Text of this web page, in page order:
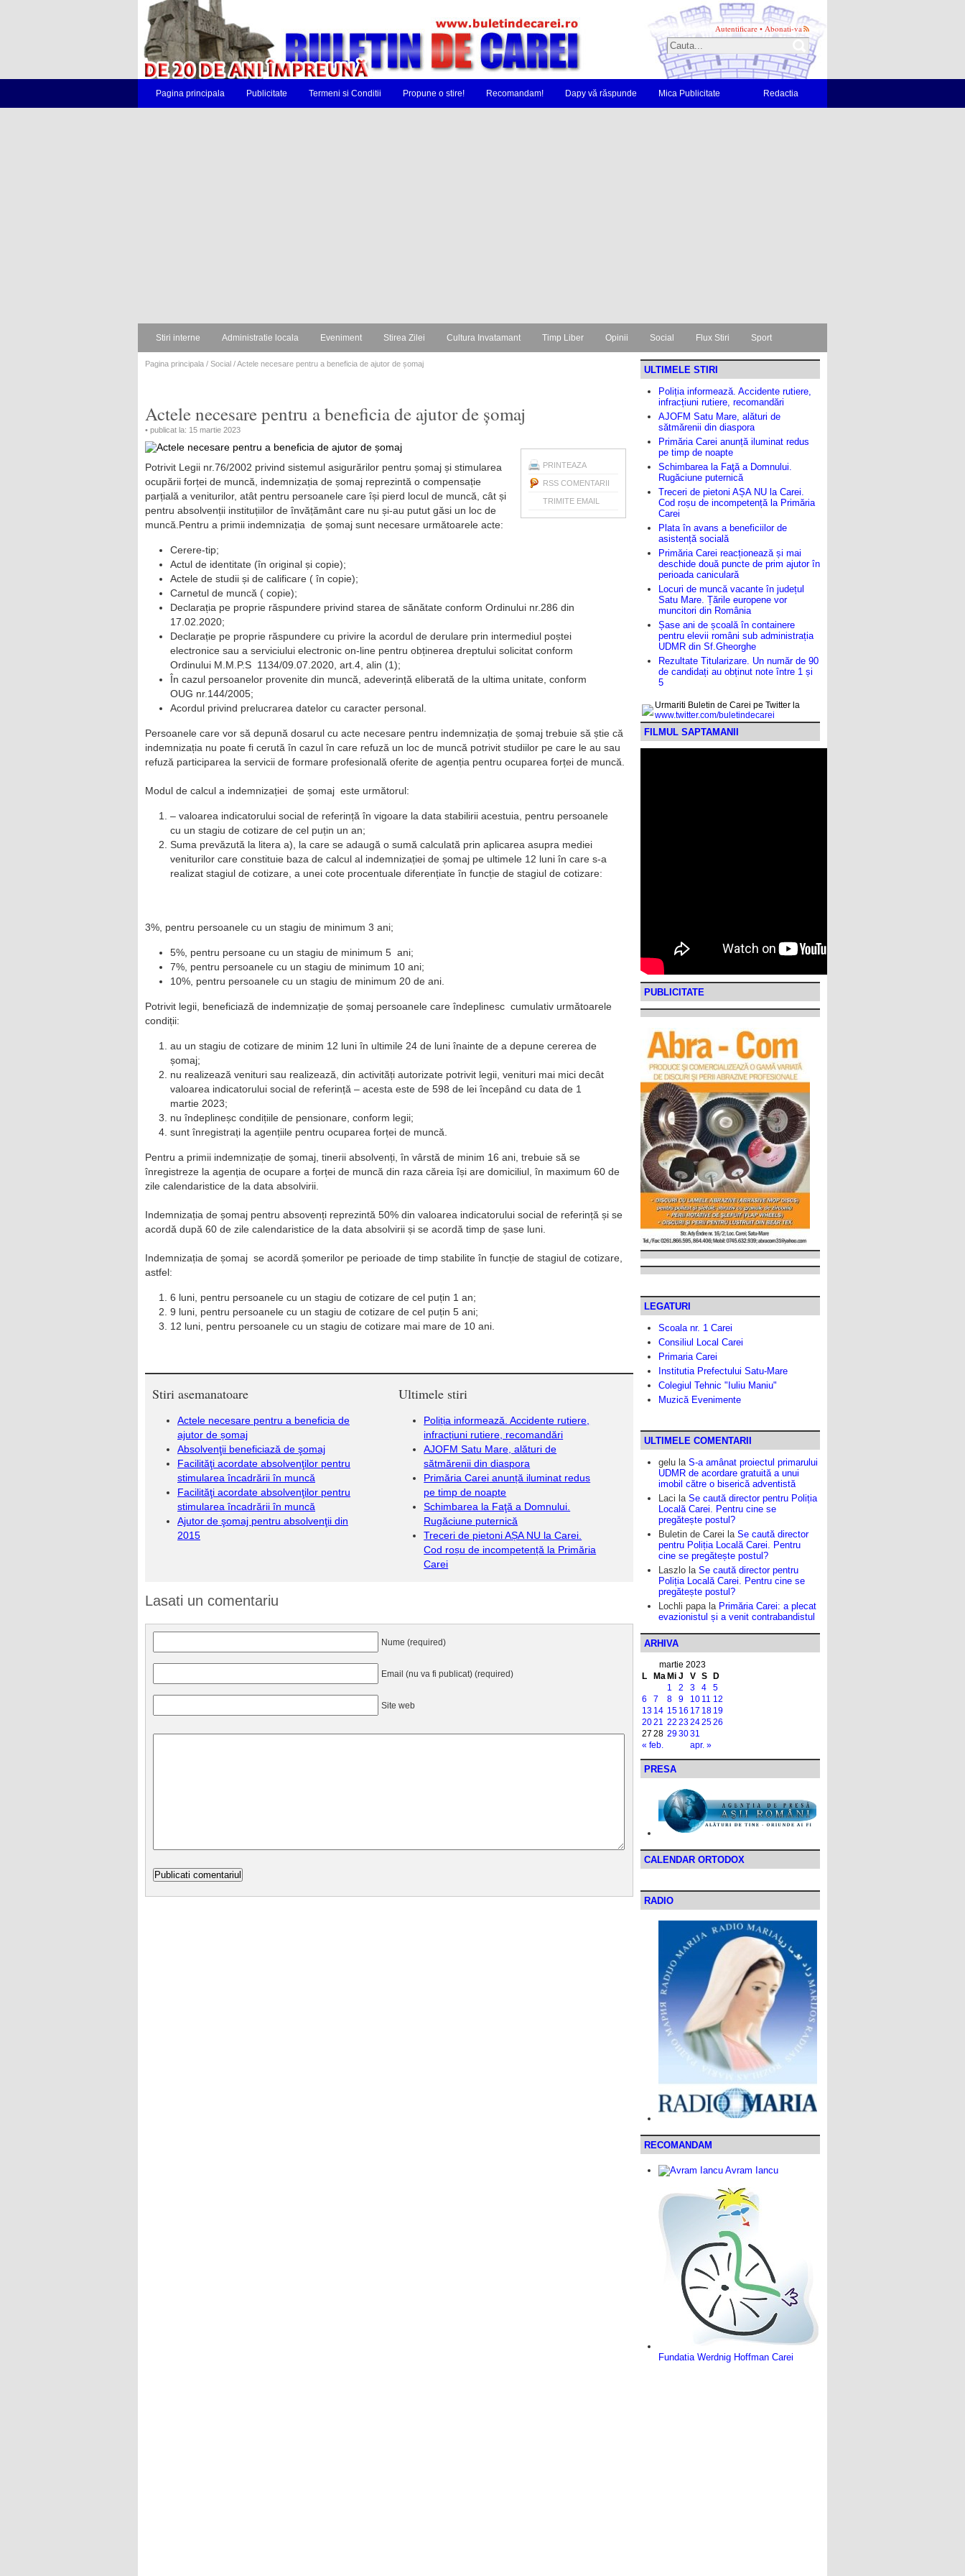
Autentificare • Abonati-va
Pagina principala Publicitate Termeni si Conditii Propune o stire! Recomandam! Dapy vă răspunde Mica Publicitate Redactia
Stiri interne Administratie locala Eveniment Stirea Zilei Cultura Invatamant Timp Liber Opinii Social Flux Stiri Sport
Pagina principala / Social / Actele necesare pentru a beneficia de ajutor de șomaj
Actele necesare pentru a beneficia de ajutor de șomaj
• publicat la: 15 martie 2023
PRINTEAZA
RSS COMENTARII
TRIMITE EMAIL
Potrivit Legii nr.76/2002 privind sistemul asigurărilor pentru șomaj și stimularea
ocupării forței de muncă, indemnizația de șomaj reprezintă o compensație
parțială a veniturilor, atât pentru persoanele care își pierd locul de muncă, cât și
pentru absolvenții instituțiilor de învățământ care nu și-au putut găsi un loc de
muncă.Pentru a primii indemnizația de șomaj sunt necesare următoarele acte:
Cerere-tip;
Actul de identitate (în original și copie);
Actele de studii și de calificare ( în copie);
Carnetul de muncă ( copie);
Declarația pe proprie răspundere privind starea de sănătate conform Ordinului nr.286 din
17.02.2020;
Declarație pe proprie răspundere cu privire la acordul de derulare prin intermediul poștei
electronice sau a serviciului electronic on-line pentru obținerea dreptului solicitat conform
Ordinului M.M.P.S 1134/09.07.2020, art.4, alin (1);
În cazul persoanelor provenite din muncă, adeverință eliberată de la ultima unitate, conform
OUG nr.144/2005;
Acordul privind prelucrarea datelor cu caracter personal.
Persoanele care vor să depună dosarul cu acte necesare pentru indemnizația de șomaj trebuie să știe că
indemnizația nu poate fi cerută în cazul în care refuză un loc de muncă potrivit studiilor pe care le au sau
refuză participarea la servicii de formare profesională oferite de agenția pentru ocuparea forței de muncă.
Modul de calcul a indemnizației de șomaj este următorul:
– valoarea indicatorului social de referință în vigoare la data stabilirii acestuia, pentru persoanele
cu un stagiu de cotizare de cel puțin un an;
Suma prevăzută la litera a), la care se adaugă o sumă calculată prin aplicarea asupra mediei
veniturilor care constituie baza de calcul al indemnizației de șomaj pe ultimele 12 luni în care s-a
realizat stagiul de cotizare, a unei cote procentuale diferențiate în funcție de stagiul de cotizare:
3%, pentru persoanele cu un stagiu de minimum 3 ani;
5%, pentru persoane cu un stagiu de minimum 5 ani;
7%, pentru persoanele cu un stagiu de minimum 10 ani;
10%, pentru persoanele cu un stagiu de minimum 20 de ani.
Potrivit legii, beneficiază de indemnizație de șomaj persoanele care îndeplinesc cumulativ următoarele
condiții:
au un stagiu de cotizare de minim 12 luni în ultimile 24 de luni înainte de a depune cererea de
șomaj;
nu realizează venituri sau realizează, din activități autorizate potrivit legii, venituri mai mici decât
valoarea indicatorului social de referință – acesta este de 598 de lei începând cu data de 1
martie 2023;
nu îndeplineșc condițiile de pensionare, conform legii;
sunt înregistrați la agențiile pentru ocuparea forței de muncă.
Pentru a primii indemnizație de șomaj, tinerii absolvenți, în vârstă de minim 16 ani, trebuie să se
înregistreze la agenția de ocupare a forței de muncă din raza căreia își are domiciliul, în maximum 60 de
zile calendaristice de la data absolvirii.
Indemnizația de șomaj pentru absovenți reprezintă 50% din valoarea indicatorului social de referință și se
acordă după 60 de zile calendaristice de la data absolvirii și se acordă timp de șase luni.
Indemnizația de șomaj se acordă șomerilor pe perioade de timp stabilite în funcție de stagiul de cotizare,
astfel:
6 luni, pentru persoanele cu un stagiu de cotizare de cel puțin 1 an;
9 luni, pentru persoanele cu un stagiu de cotizare de cel puțin 5 ani;
12 luni, pentru persoanele cu un stagiu de cotizare mai mare de 10 ani.
Stiri asemanatoare
Actele necesare pentru a beneficia de
ajutor de șomaj
Absolvenţii beneficiază de şomaj
Facilităţi acordate absolvenţilor pentru
stimularea încadrării în muncă
Facilităţi acordate absolvenţilor pentru
stimularea încadrării în muncă
Ajutor de şomaj pentru absolvenţii din
2015
Ultimele stiri
Poliția informează. Accidente rutiere,
infracțiuni rutiere, recomandări
AJOFM Satu Mare, alături de
sătmărenii din diaspora
Primăria Carei anunță iluminat redus
pe timp de noapte
Schimbarea la Faţă a Domnului.
Rugăciune puternică
Treceri de pietoni AȘA NU la Carei.
Cod roșu de incompetență la Primăria
Carei
Lasati un comentariu
Nume (required)
Email (nu va fi publicat) (required)
Site web
ULTIMELE STIRI
Poliția informează. Accidente rutiere,
infracțiuni rutiere, recomandări
AJOFM Satu Mare, alături de
sătmărenii din diaspora
Primăria Carei anunță iluminat redus
pe timp de noapte
Schimbarea la Faţă a Domnului.
Rugăciune puternică
Treceri de pietoni AȘA NU la Carei.
Cod roșu de incompetență la Primăria
Carei
Plata în avans a beneficiilor de
asistență socială
Primăria Carei reacționează și mai
deschide două puncte de prim ajutor în
perioada caniculară
Locuri de muncă vacante în județul
Satu Mare. Țările europene vor
muncitori din România
Șase ani de școală în containere
pentru elevii români sub administrația
UDMR din Sf.Gheorghe
Rezultate Titularizare. Un număr de 90
de candidați au obținut note între 1 și
5
Urmariti Buletin de Carei pe Twitter la
www.twitter.com/buletindecarei
FILMUL SAPTAMANII
PUBLICITATE
LEGATURI
Scoala nr. 1 Carei
Consiliul Local Carei
Primaria Carei
Institutia Prefectului Satu-Mare
Colegiul Tehnic "Iuliu Maniu"
Muzică Evenimente
ULTIMELE COMENTARII
gelu la S-a amânat proiectul primarului
UDMR de acordare gratuită a unui
imobil către o biserică adventistă
Laci la Se caută director pentru Poliția
Locală Carei. Pentru cine se
pregătește postul?
Buletin de Carei la Se caută director
pentru Poliția Locală Carei. Pentru
cine se pregătește postul?
Laszlo la Se caută director pentru
Poliția Locală Carei. Pentru cine se
pregătește postul?
Lochli papala Primăria Carei: a plecat
evazionistul și a venit contrabandistul
ARHIVA
martie 2023
L
Ma Mi J V S D
« feb. apr. »
1 2 3 4
5
6
7 8 9 10 11 12
13 14 15 16 17 18 19
2021 22 23242526
27 28 293031
PRESA
CALENDAR ORTODOX
RADIO
RECOMANDAM
Avram Iancu
Fundatia Werdnig Hoffman Carei